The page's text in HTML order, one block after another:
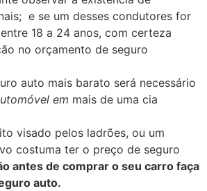
e se um desses condutores for
18 a 24 anos, com certeza
no orçamento de seguro
auto mais barato será necessário
em mais de uma cia
visado pelos ladrões, ou um
costuma ter o preço de seguro
antes de comprar o seu carro faça
auto.